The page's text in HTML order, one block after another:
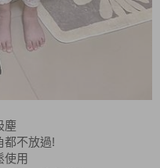
塵
都不放過!
使用